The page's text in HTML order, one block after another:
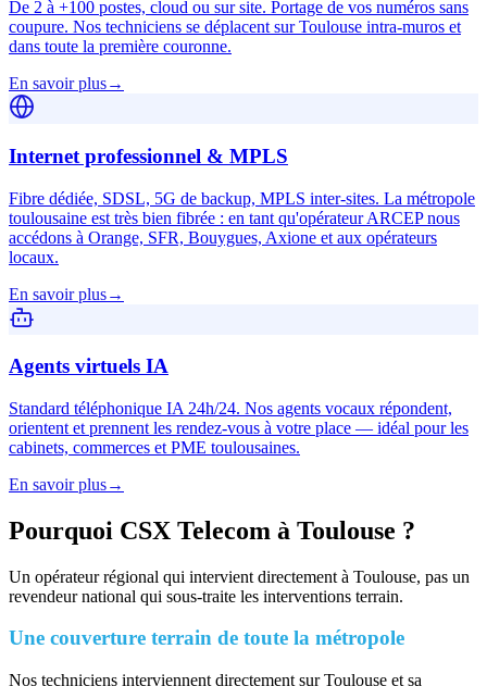
De 2 à +100 postes, cloud ou sur site. Portage de vos numéros sans
coupure. Nos techniciens se déplacent sur Toulouse intra-muros et
dans toute la première couronne.
En savoir plus→
Internet professionnel & MPLS
Fibre dédiée, SDSL, 5G de backup, MPLS inter-sites. La métropole
toulousaine est très bien fibrée : en tant qu'opérateur ARCEP nous
accédons à Orange, SFR, Bouygues, Axione et aux opérateurs
locaux.
En savoir plus→
Agents virtuels IA
Standard téléphonique IA 24h/24. Nos agents vocaux répondent,
orientent et prennent les rendez-vous à votre place — idéal pour les
cabinets, commerces et PME toulousaines.
En savoir plus→
Pourquoi CSX Telecom à Toulouse ?
Un opérateur régional qui intervient directement à Toulouse, pas un
revendeur national qui sous-traite les interventions terrain.
Une couverture terrain de toute la métropole
Nos techniciens interviennent directement sur Toulouse et sa